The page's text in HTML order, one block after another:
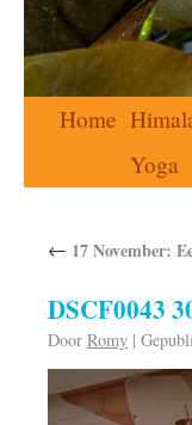
Home
Yoga
← 17 November:
DSCF0043
Door Romy |